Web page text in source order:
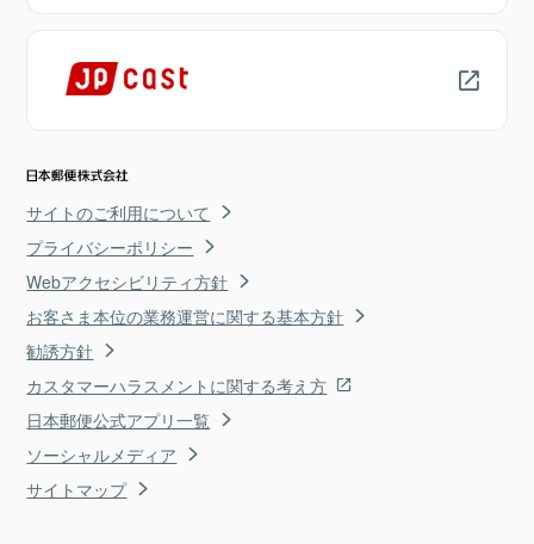
サイトのご利用について
プライバシーポリシー
Webアクセシビリティ方針
お客さま本位の業務運営に関する基本方針
勧誘方針
カスタマーハラスメントに関する考え方
日本郵便公式アプリ一覧
ソーシャルメディア
サイトマップ